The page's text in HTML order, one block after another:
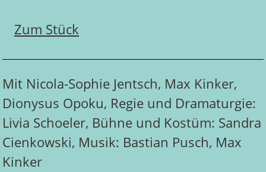
Zum Stück
Mit Nicola-Sophie Jentsch, Max Kinker,
Dionysus Opoku, Regie und Dramaturgie:
Livia Schoeler, Bühne und Kostüm: Sandra
Cienkowski, Musik: Bastian Pusch, Max
Kinker